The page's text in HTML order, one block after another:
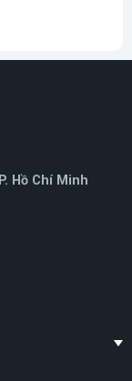
Hồ Chí Minh